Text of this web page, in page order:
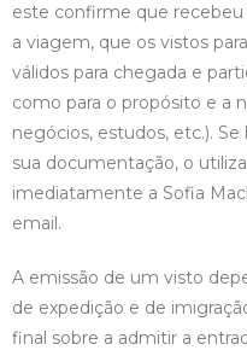
este confirme que recebeu
a viagem, que os vistos
válidos para chegada e
como para o propósito e a
negócios, estudos, etc.).
sua documentação, o
imediatamente a Sofia
email.
A emissão de um visto
de expedição e de
final sobre a admitir a